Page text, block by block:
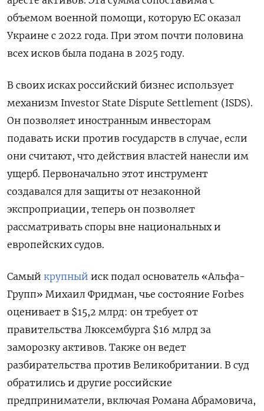
объемом военной помощи, которую ЕС оказал
Украине с 2022 года. При этом почти половина
всех исков была подана в 2025 году.
В своих исках российский бизнес использует
механизм Investor State Dispute Settlement (ISDS).
Он позволяет иностранным инвесторам
подавать иски против государств в случае, если
они считают, что действия властей нанесли им
ущерб. Первоначально этот инструмент
создавался для защиты от незаконной
экспроприации, теперь он позволяет
рассматривать споры вне национальных и
европейских судов.
Самый крупный иск подал основатель «Альфа-
Групп» Михаил Фридман, чье состояние Forbes
оценивает в $15,2 млрд: он требует от
правительства Люксембурга $16 млрд за
заморозку активов. Также он ведет
разбирательства против Великобритании. В суд
обратились и другие российские
предприниматели, включая Романа Абрамовича,